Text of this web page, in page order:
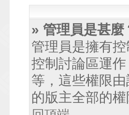
» 管理員是甚麼
管理員是擁有
控制討論區運
等，這些權限
的版主全部的